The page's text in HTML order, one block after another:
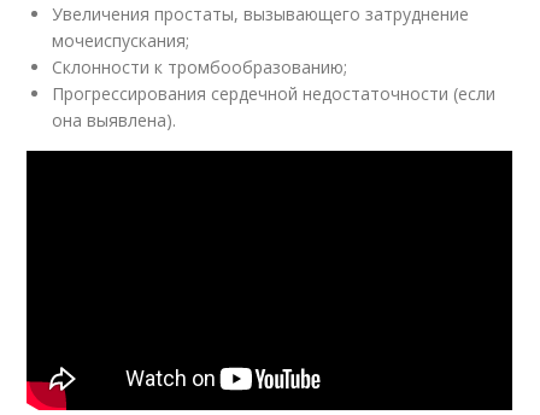
Увеличения простаты, вызывающего затруднение
мочеиспускания;
Склонности к тромбообразованию;
Прогрессирования сердечной недостаточности (если
она выявлена).